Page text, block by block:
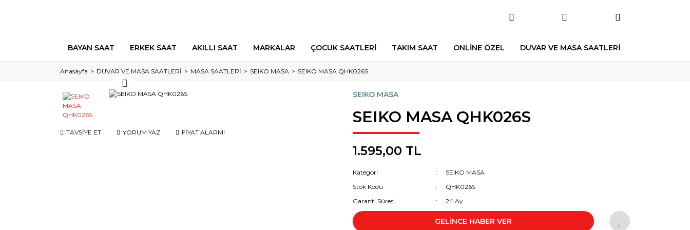
BAYAN SAAT ERKEK SAAT AKILLI SAAT MARKALAR ÇOCUK SAATLERİ TAKIM SAAT ONLİNE ÖZEL DUVAR VE MASA SAATLERİ
Anasayfa DUVAR VE MASA SAATLERİ MASA SAATLERİ SEIKO MASA SEIKO MASA QHK026S
TAVSİYE ET YORUM YAZ FİYAT ALARMI
SEIKO MASA
SEIKO MASA QHK026S
1.595,00 TL
Kategori
SEIKO MASA
Stok Kodu
QHK026S
Garanti Süresi
24 Ay
GELİNCE HABER VER